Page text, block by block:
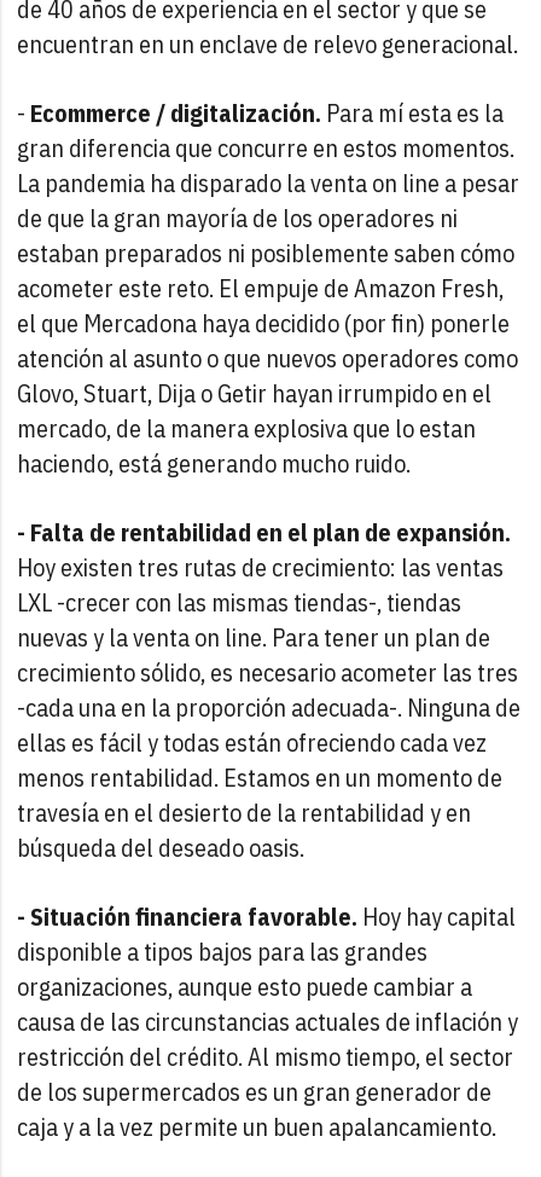
de 40 años de experiencia en el sector y que se
encuentran en un enclave de relevo generacional.
- Ecommerce / digitalización. Para mí esta es la
gran diferencia que concurre en estos momentos.
La pandemia ha disparado la venta on line a pesar
de que la gran mayoría de los operadores ni
estaban preparados ni posiblemente saben cómo
acometer este reto. El empuje de Amazon Fresh,
el que Mercadona haya decidido (por fin) ponerle
atención al asunto o que nuevos operadores como
Glovo, Stuart, Dija o Getir hayan irrumpido en el
mercado, de la manera explosiva que lo estan
haciendo, está generando mucho ruido.
- Falta de rentabilidad en el plan de expansión.
Hoy existen tres rutas de crecimiento: las ventas
LXL -crecer con las mismas tiendas-, tiendas
nuevas y la venta on line. Para tener un plan de
crecimiento sólido, es necesario acometer las tres
-cada una en la proporción adecuada-. Ninguna de
ellas es fácil y todas están ofreciendo cada vez
menos rentabilidad. Estamos en un momento de
travesía en el desierto de la rentabilidad y en
búsqueda del deseado oasis.
- Situación financiera favorable. Hoy hay capital
disponible a tipos bajos para las grandes
organizaciones, aunque esto puede cambiar a
causa de las circunstancias actuales de inflación y
restricción del crédito. Al mismo tiempo, el sector
de los supermercados es un gran generador de
caja y a la vez permite un buen apalancamiento.